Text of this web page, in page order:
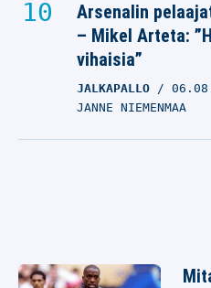
Arsenalin
– Mikel Arteta:
vihaisia”
JALKAPALLO
JANNE NIEMENMAA